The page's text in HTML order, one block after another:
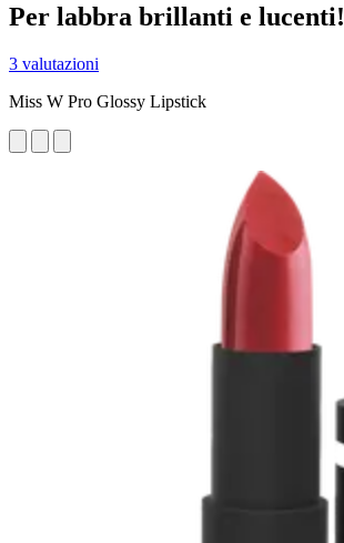
Per labbra brillanti e lucenti!
3 valutazioni
Miss W Pro Glossy Lipstick